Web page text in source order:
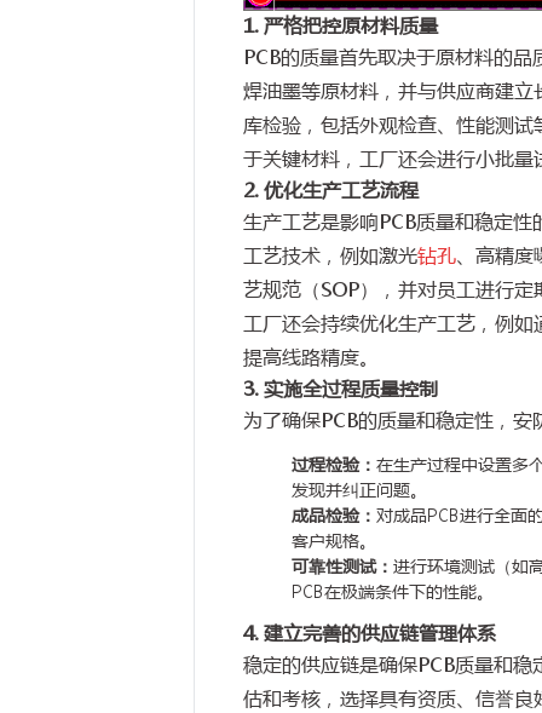
1. 严格把控原材料质量
PCB的质量首先取决于原材料的
焊油墨等原材料，并与供应商建
库检验，包括外观检查、性能测
于关键材料，工厂还会进行小批
2. 优化生产工艺流程
生产工艺是影响PCB质量和稳定
工艺技术，例如激光钻孔、高精度
艺规范（SOP），并对员工进行
工厂还会持续优化生产工艺，例
提高线路精度。
3. 实施全过程质量控制
为了确保PCB的质量和稳定性，
过程检验： 在生产过程中设置多
发现并纠正问题。
成品检验： 对成品PCB进行全面
客户规格。
可靠性测试： 进行环境测试（如
PCB在极端条件下的性能。
4. 建立完善的供应链管理体系
稳定的供应链是确保PCB质量和
估和考核，选择具有资质、信誉